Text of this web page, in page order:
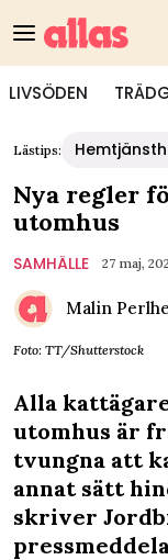
LIVSÖDEN
Lästips:
Nya regler
utomhus
SAMHÄLLE 27 maj,
Malin
Foto: TT/Shutterstock
Alla
utomhus är
tvungna att
annat sätt
skriver